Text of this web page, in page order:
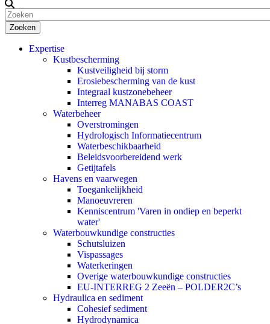
Zoeken
Expertise
Kustbescherming
Kustveiligheid bij storm
Erosiebescherming van de kust
Integraal kustzonebeheer
Interreg MANABAS COAST
Waterbeheer
Overstromingen
Hydrologisch Informatiecentrum
Waterbeschikbaarheid
Beleidsvoorbereidend werk
Getijtafels
Havens en vaarwegen
Toegankelijkheid
Manoeuvreren
Kenniscentrum 'Varen in ondiep en beperkt
water'
Waterbouwkundige constructies
Schutsluizen
Vispassages
Waterkeringen
Overige waterbouwkundige constructies
EU-INTERREG 2 Zeeën – POLDER2C’s
Hydraulica en sediment
Cohesief sediment
Hydrodynamica